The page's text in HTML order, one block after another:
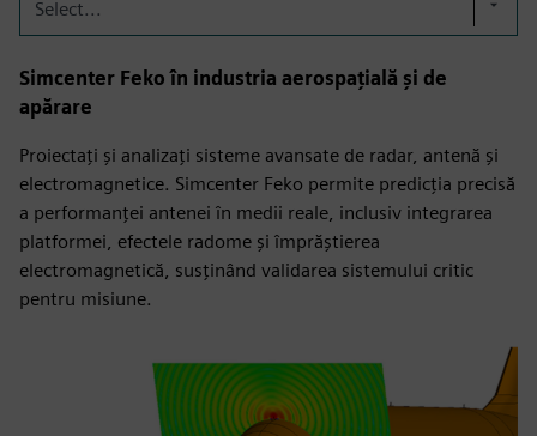
Select...
Simcenter Feko în industria aerospațială și de
apărare
Proiectați și analizați sisteme avansate de radar, antenă și
electromagnetice. Simcenter Feko permite predicția precisă
a performanței antenei în medii reale, inclusiv integrarea
platformei, efectele radome și împrăștierea
electromagnetică, susținând validarea sistemului critic
pentru misiune.